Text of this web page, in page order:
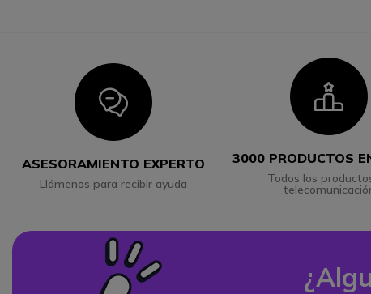
Icon
ASESORAMIENTO EXPERTO
Llámenos para recibir ayuda
3000 PRODUCTOS
Todos los